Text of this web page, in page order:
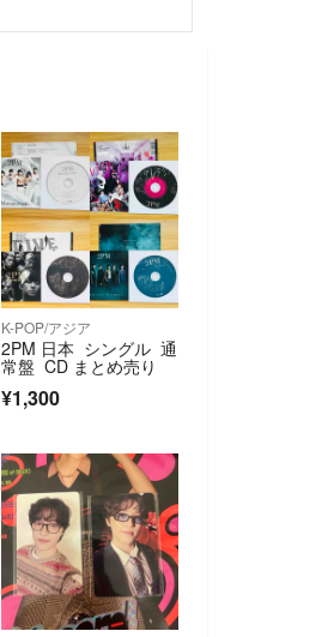
K-POP/アジア
2PM 日本 シングル 通
常盤 CD まとめ売り
¥1,300